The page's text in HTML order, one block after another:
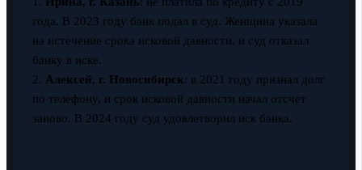
года. В 2023 году банк подал в суд. Женщина указала
на истечение срока исковой давности, и суд отказал
банку в иске.
2. Алексей, г. Новосибирск: в 2021 году признал долг
по телефону, и срок исковой давности начал отсчет
заново. В 2024 году суд удовлетворил иск банка.